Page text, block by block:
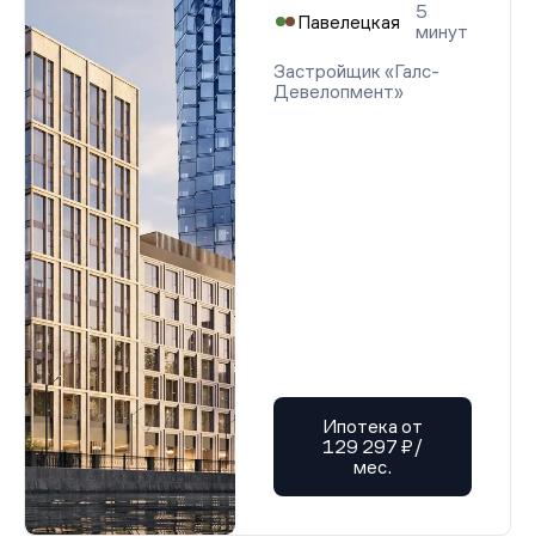
Павелецкая
5
минут
Застройщик «Галс-
Девелопмент»
Ипотека от
129 297 ₽/
мес.